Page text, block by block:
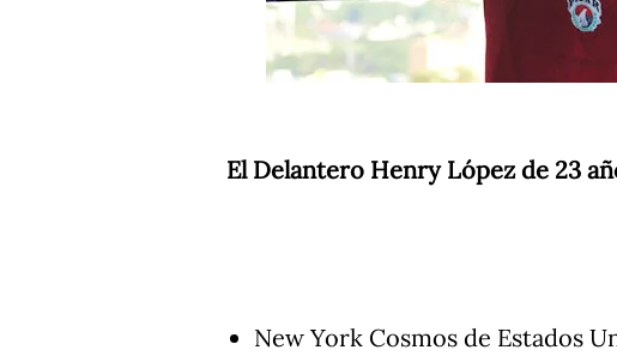
El Delantero Henry López de 23
New York Cosmos de Estados